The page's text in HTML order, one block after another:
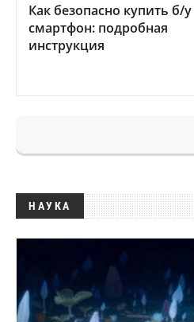
Как безопасно купить б/у
смартфон: подробная
инструкция
НАУКА